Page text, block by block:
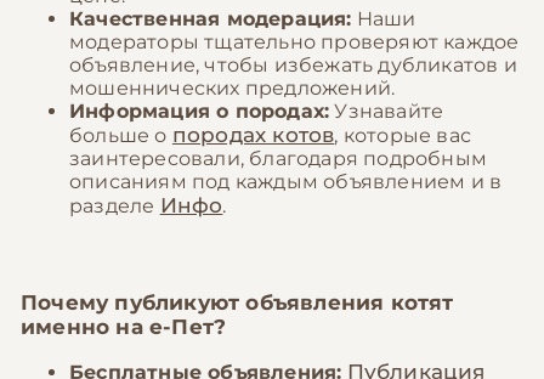
Качественная модерация: Наши
модераторы тщательно проверяют каждое
объявление, чтобы избежать дубликатов и
мошеннических предложений.
Информация о породах: Узнавайте
больше о породах котов, которые вас
заинтересовали, благодаря подробным
описаниям под каждым объявлением и в
разделе Инфо.
Почему публикуют объявления котят
именно на е-Пет?
Бесплатные объявления: Публикация